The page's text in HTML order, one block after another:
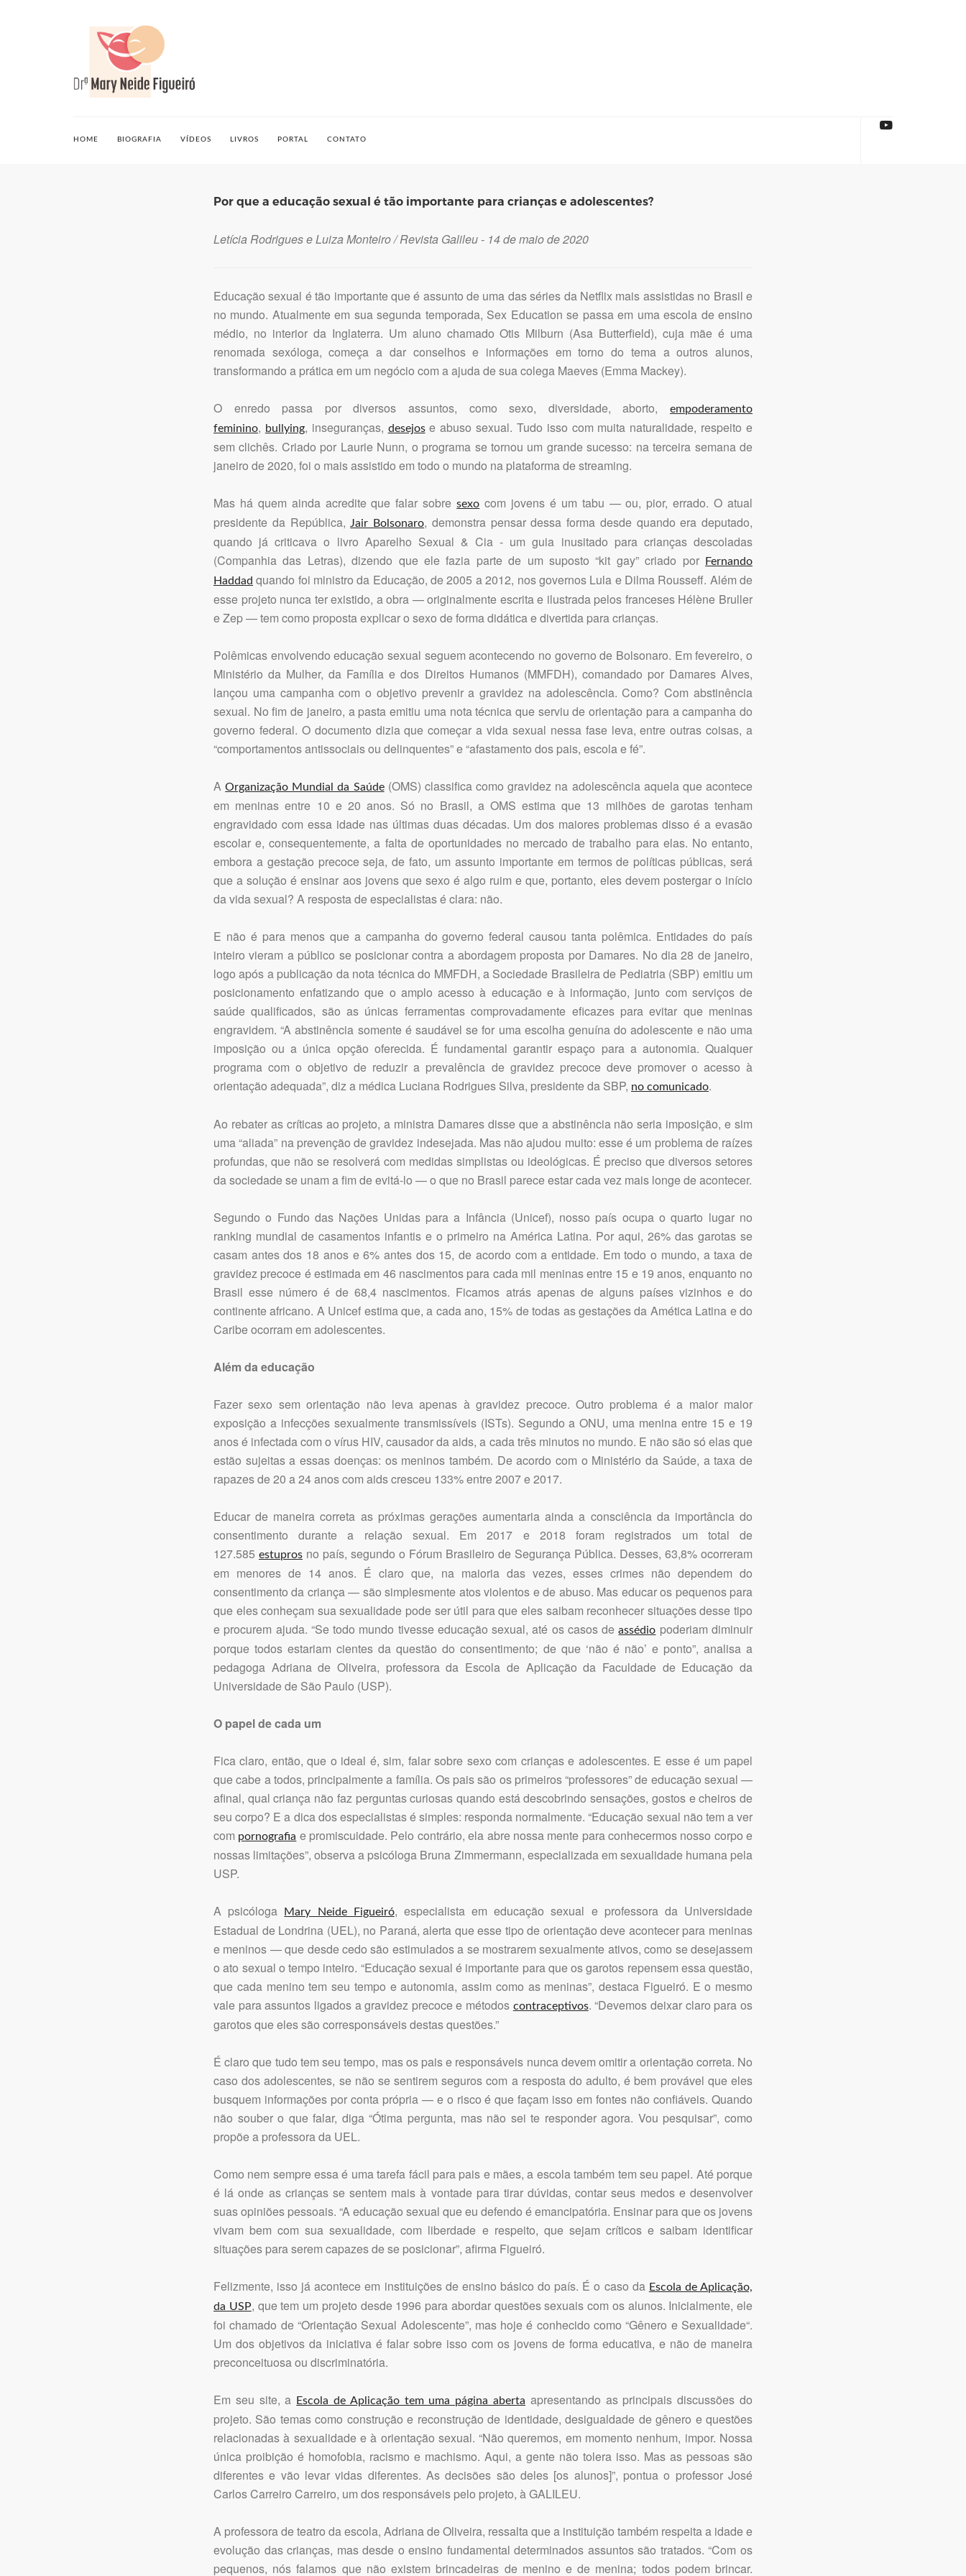
HOME BIOGRAFIA VÍDEOS LIVROS PORTAL CONTATO
Por que a educação sexual é tão importante para crianças e adolescentes?
Letícia Rodrigues e Luiza Monteiro / Revista Galileu - 14 de maio de 2020
Educação sexual é tão importante que é assunto de uma das séries da Netflix mais assistidas no Brasil e
no mundo. Atualmente em sua segunda temporada, Sex Education se passa em uma escola de ensino
médio, no interior da Inglaterra. Um aluno chamado Otis Milburn (Asa Butterfield), cuja mãe é uma
renomada sexóloga, começa a dar conselhos e informações em torno do tema a outros alunos,
transformando a prática em um negócio com a ajuda de sua colega Maeves (Emma Mackey).
O enredo passa por diversos assuntos, como sexo, diversidade, aborto,
empoderamento
feminino, bullying, inseguranças, desejose abuso sexual. Tudo isso com muita naturalidade, respeito e
sem clichês. Criado por Laurie Nunn, o programa se tornou um grande sucesso: na terceira semana de
janeiro de 2020, foi o mais assistido em todo o mundo na plataforma de streaming.
Mas há quem ainda acredite que falar sobresexo com jovens é um tabu — ou, pior, errado. O atual
presidente da República, Jair Bolsonaro, demonstra pensar dessa forma desde quando era deputado,
quando já criticava o livro Aparelho Sexual & Cia - um guia inusitado para crianças descoladas
(Companhia das Letras), dizendo que ele fazia parte de um suposto “kit gay” criado por Fernando
Haddad quando foi ministro da Educação, de 2005 a 2012, nos governos Lula e Dilma Rousseff. Além de
esse projeto nunca ter existido, a obra — originalmente escrita e ilustrada pelos franceses Hélène Bruller
e Zep — tem como proposta explicar o sexo de forma didática e divertida para crianças.
Polêmicas envolvendo educação sexual seguem acontecendo no governo de Bolsonaro. Em fevereiro, o
Ministério da Mulher, da Família e dos Direitos Humanos (MMFDH), comandado por Damares Alves,
lançou uma campanha com o objetivo prevenir a gravidez na adolescência. Como? Com abstinência
sexual. No fim de janeiro, a pasta emitiu uma nota técnica que serviu de orientação para a campanha do
governo federal. O documento dizia que começar a vida sexual nessa fase leva, entre outras coisas, a
“comportamentos antissociais ou delinquentes” e “afastamento dos pais, escola e fé”.
AOrganização Mundial da Saúde(OMS) classifica como gravidez na adolescência aquela que acontece
em meninas entre 10 e 20 anos. Só no Brasil, a OMS estima que 13 milhões de garotas tenham
engravidado com essa idade nas últimas duas décadas. Um dos maiores problemas disso é a evasão
escolar e, consequentemente, a falta de oportunidades no mercado de trabalho para elas. No entanto,
embora a gestação precoce seja, de fato, um assunto importante em termos de políticas públicas, será
que a solução é ensinar aos jovens que sexo é algo ruim e que, portanto, eles devem postergar o início
da vida sexual? A resposta de especialistas é clara: não.
E não é para menos que a campanha do governo federal causou tanta polêmica. Entidades do país
inteiro vieram a público se posicionar contra a abordagem proposta por Damares. No dia 28 de janeiro,
logo após a publicação da nota técnica do MMFDH, a Sociedade Brasileira de Pediatria (SBP) emitiu um
posicionamento enfatizando que o amplo acesso à educação e à informação, junto com serviços de
saúde qualificados, são as únicas ferramentas comprovadamente eficazes para evitar que meninas
engravidem. “A abstinência somente é saudável se for uma escolha genuína do adolescente e não uma
imposição ou a única opção oferecida. É fundamental garantir espaço para a autonomia. Qualquer
programa com o objetivo de reduzir a prevalência de gravidez precoce deve promover o acesso à
orientação adequada”, diz a médica Luciana Rodrigues Silva, presidente da SBP, no comunicado.
Ao rebater as críticas ao projeto, a ministra Damares disse que a abstinência não seria imposição, e sim
uma “aliada” na prevenção de gravidez indesejada. Mas não ajudou muito: esse é um problema de raízes
profundas, que não se resolverá com medidas simplistas ou ideológicas. É preciso que diversos setores
da sociedade se unam a fim de evitá-lo — o que no Brasil parece estar cada vez mais longe de acontecer.
Segundo o Fundo das Nações Unidas para a Infância (Unicef), nosso país ocupa o quarto lugar no
ranking mundial de casamentos infantis e o primeiro na América Latina. Por aqui, 26% das garotas se
casam antes dos 18 anos e 6% antes dos 15, de acordo com a entidade. Em todo o mundo, a taxa de
gravidez precoce é estimada em 46 nascimentos para cada mil meninas entre 15 e 19 anos, enquanto no
Brasil esse número é de 68,4 nascimentos. Ficamos atrás apenas de alguns países vizinhos e do
continente africano. A Unicef estima que, a cada ano, 15% de todas as gestações da Amética Latina e do
Caribe ocorram em adolescentes.
Além da educação
Fazer sexo sem orientação não leva apenas à gravidez precoce. Outro problema é a maior maior
exposição a infecções sexualmente transmissíveis (ISTs). Segundo a ONU, uma menina entre 15 e 19
anos é infectada com o vírus HIV, causador da aids, a cada três minutos no mundo. E não são só elas que
estão sujeitas a essas doenças: os meninos também. De acordo com o Ministério da Saúde, a taxa de
rapazes de 20 a 24 anos com aids cresceu 133% entre 2007 e 2017.
Educar de maneira correta as próximas gerações aumentaria ainda a consciência da importância do
consentimento durante a relação sexual. Em 2017 e 2018 foram registrados um total de
127.585 estupros no país, segundo o Fórum Brasileiro de Segurança Pública. Desses, 63,8% ocorreram
em menores de 14 anos. É claro que, na maioria das vezes, esses crimes não dependem do
consentimento da criança — são simplesmente atos violentos e de abuso. Mas educar os pequenos para
que eles conheçam sua sexualidade pode ser útil para que eles saibam reconhecer situações desse tipo
e procurem ajuda. “Se todo mundo tivesse educação sexual, até os casos deassédio poderiam diminuir
porque todos estariam cientes da questão do consentimento; de que ‘não é não’ e ponto”, analisa a
pedagoga Adriana de Oliveira, professora da Escola de Aplicação da Faculdade de Educação da
Universidade de São Paulo (USP).
O papel de cada um
Fica claro, então, que o ideal é, sim, falar sobre sexo com crianças e adolescentes. E esse é um papel
que cabe a todos, principalmente a família. Os pais são os primeiros “professores” de educação sexual —
afinal, qual criança não faz perguntas curiosas quando está descobrindo sensações, gostos e cheiros de
seu corpo? E a dica dos especialistas é simples: responda normalmente. “Educação sexual não tem a ver
com pornografia e promiscuidade. Pelo contrário, ela abre nossa mente para conhecermos nosso corpo e
nossas limitações”, observa a psicóloga Bruna Zimmermann, especializada em sexualidade humana pela
USP.
A psicóloga Mary Neide Figueiró, especialista em educação sexual e professora da Universidade
Estadual de Londrina (UEL), no Paraná, alerta que esse tipo de orientação deve acontecer para meninas
e meninos — que desde cedo são estimulados a se mostrarem sexualmente ativos, como se desejassem
o ato sexual o tempo inteiro. “Educação sexual é importante para que os garotos repensem essa questão,
que cada menino tem seu tempo e autonomia, assim como as meninas”, destaca Figueiró. E o mesmo
vale para assuntos ligados a gravidez precoce e métodos contraceptivos. “Devemos deixar claro para os
garotos que eles são corresponsáveis destas questões.”
É claro que tudo tem seu tempo, mas os pais e responsáveis nunca devem omitir a orientação correta. No
caso dos adolescentes, se não se sentirem seguros com a resposta do adulto, é bem provável que eles
busquem informações por conta própria — e o risco é que façam isso em fontes não confiáveis. Quando
não souber o que falar, diga “Ótima pergunta, mas não sei te responder agora. Vou pesquisar”, como
propõe a professora da UEL.
Como nem sempre essa é uma tarefa fácil para pais e mães, a escola também tem seu papel. Até porque
é lá onde as crianças se sentem mais à vontade para tirar dúvidas, contar seus medos e desenvolver
suas opiniões pessoais. “A educação sexual que eu defendo é emancipatória. Ensinar para que os jovens
vivam bem com sua sexualidade, com liberdade e respeito, que sejam críticos e saibam identificar
situações para serem capazes de se posicionar”, afirma Figueiró.
Felizmente, isso já acontece em instituições de ensino básico do país. É o caso da Escola de Aplicação,
da USP, que tem um projeto desde 1996 para abordar questões sexuais com os alunos. Inicialmente, ele
foi chamado de “Orientação Sexual Adolescente”, mas hoje é conhecido como “Gênero e Sexualidade“.
Um dos objetivos da iniciativa é falar sobre isso com os jovens de forma educativa, e não de maneira
preconceituosa ou discriminatória.
Em seu site, a Escola de Aplicação tem uma página aberta apresentando as principais discussões do
projeto. São temas como construção e reconstrução de identidade, desigualdade de gênero e questões
relacionadas à sexualidade e à orientação sexual. “Não queremos, em momento nenhum, impor. Nossa
única proibição é homofobia, racismo e machismo. Aqui, a gente não tolera isso. Mas as pessoas são
diferentes e vão levar vidas diferentes. As decisões são deles [os alunos]”, pontua o professor José
Carlos Carreiro Carreiro, um dos responsáveis pelo projeto, à GALILEU.
A professora de teatro da escola, Adriana de Oliveira, ressalta que a instituição também respeita a idade e
evolução das crianças, mas desde o ensino fundamental determinados assuntos são tratados. “Com os
pequenos, nós falamos que não existem brincadeiras de menino e de menina; todos podem brincar.